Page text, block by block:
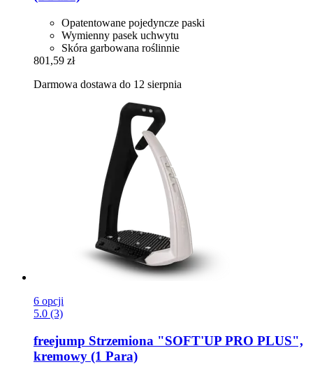
Opatentowane pojedyncze paski
Wymienny pasek uchwytu
Skóra garbowana roślinnie
801,59 zł
Darmowa dostawa do 12 sierpnia
6 opcji
5.0 (3)
freejump Strzemiona "SOFT'UP PRO PLUS",
kremowy (1 Para)